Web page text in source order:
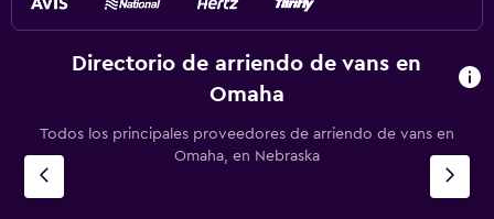
Directorio de arriendo de vans en
Omaha
Todos los principales proveedores de arriendo de vans en
Omaha, en Nebraska